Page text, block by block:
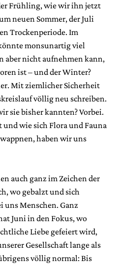
Frühling, wie wir ihn jetzt
neuen Sommer, der Juli
Trockenperiode. Im
monsunartig viel
aber nicht aufnehmen kann,
ist – und der Winter?
Mit ziemlicher Sicherheit
völlig neu schreiben.
sie bisher kannten? Vorbei.
wie sich Flora und Fauna
haben wir uns
auch ganz im Zeichen der
wo gebalzt und sich
Menschen. Ganz
Juni in den Fokus, wo
Liebe gefeiert wird,
Gesellschaft lange als
völlig normal: Bis